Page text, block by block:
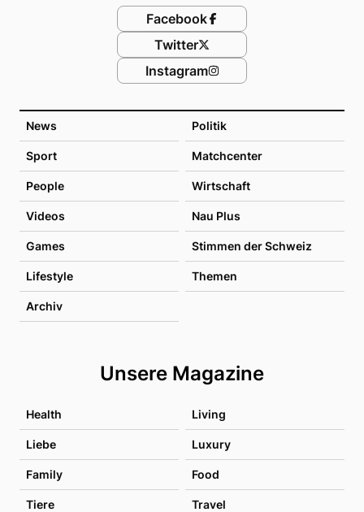
News Politik
Sport Matchcenter
People Wirtschaft
Videos Nau Plus
Games Stimmen der Schweiz
Lifestyle Themen
Archiv
Unsere Magazine
Health Living
Liebe Luxury
Family Food
Tiere Travel
Facebook
Twitter
Instagram